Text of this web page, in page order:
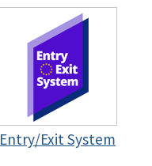
Entry/Exit System